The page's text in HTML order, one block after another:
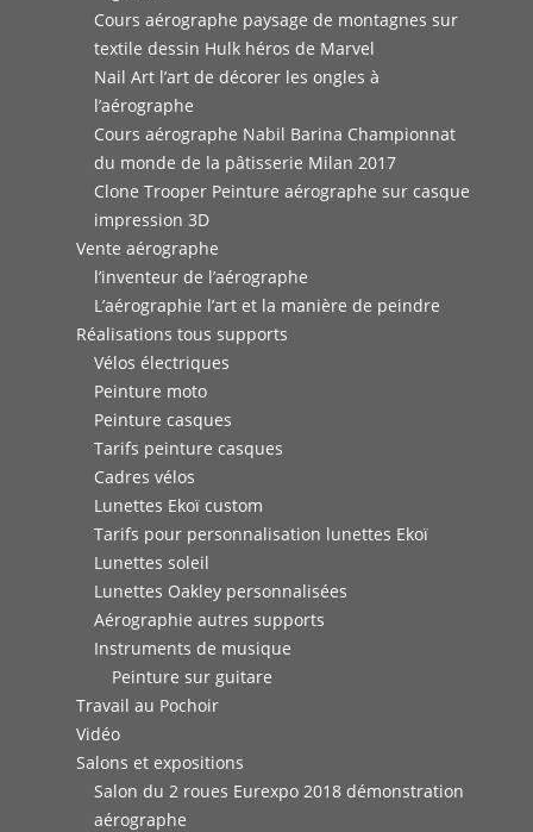
Cours aérographe paysage de montagnes sur
textile dessin Hulk héros de Marvel
Nail Art l’art de décorer les ongles à
l’aérographe
Cours aérographe Nabil Barina Championnat
du monde de la pâtisserie Milan 2017
Clone Trooper Peinture aérographe sur casque
impression 3D
Vente aérographe
l’inventeur de l’aérographe
L’aérographie l’art et la manière de peindre
Réalisations tous supports
Vélos électriques
Peinture moto
Peinture casques
Tarifs peinture casques
Cadres vélos
Lunettes Ekoï custom
Tarifs pour personnalisation lunettes Ekoï
Lunettes soleil
Lunettes Oakley personnalisées
Aérographie autres supports
Instruments de musique
Peinture sur guitare
Travail au Pochoir
Vidéo
Salons et expositions
Salon du 2 roues Eurexpo 2018 démonstration
aérographe